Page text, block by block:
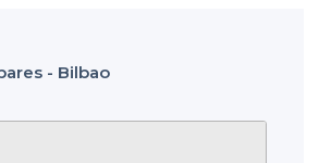
- Bilbao